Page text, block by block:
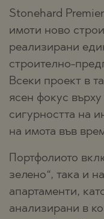
Stonehard
имоти ново
реализирани
строително-
Всеки проект в
ясен фокус
сигурността на
на имота във
Портфолиото
зелено“, така и
апартаменти,
анализирани в